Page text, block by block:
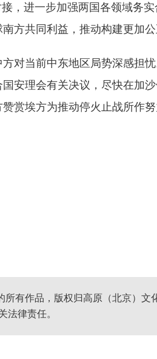
，进一步加强两国各领域务
方共同利益，推动构建更加公
当前中东地区局势深感担
安理会有关决议，尽快在加
赏埃方为推动停火止战所作
所有作品，版权归高原（北京）文
法律责任。